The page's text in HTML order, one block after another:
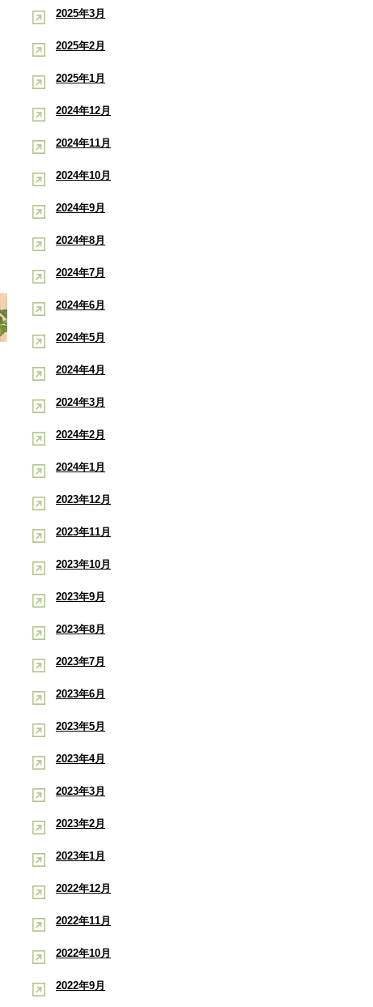
2025年3月
2025年2月
2025年1月
2024年12月
2024年11月
2024年10月
2024年9月
2024年8月
2024年7月
2024年6月
2024年5月
2024年4月
2024年3月
2024年2月
2024年1月
2023年12月
2023年11月
2023年10月
2023年9月
2023年8月
2023年7月
2023年6月
2023年5月
2023年4月
2023年3月
2023年2月
2023年1月
2022年12月
2022年11月
2022年10月
2022年9月